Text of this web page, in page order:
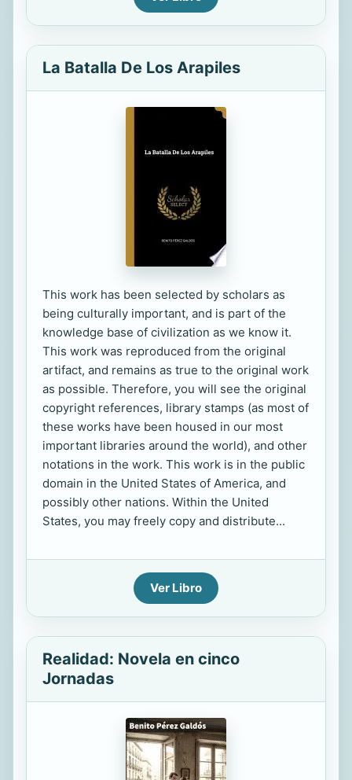
La Batalla De Los Arapiles
This work has been selected by scholars as
being culturally important, and is part of the
knowledge base of civilization as we know it.
This work was reproduced from the original
artifact, and remains as true to the original work
as possible. Therefore, you will see the original
copyright references, library stamps (as most of
these works have been housed in our most
important libraries around the world), and other
notations in the work. This work is in the public
domain in the United States of America, and
possibly other nations. Within the United
States, you may freely copy and distribute...
Ver Libro
Realidad: Novela en cinco
Jornadas